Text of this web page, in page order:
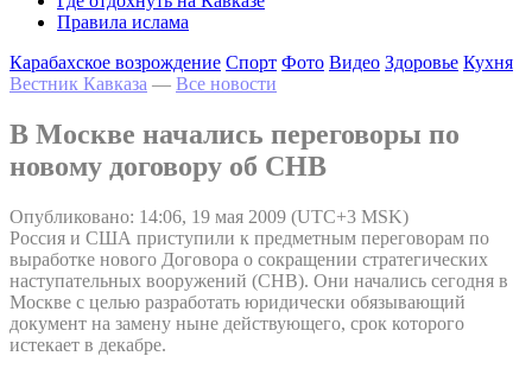
Правила ислама
Карабахское возрождение Спорт Фото Видео Здоровье Кухня
Вестник Кавказа — Все новости
В Москве начались переговоры по
новому договору об СНВ
Опубликовано: 14:06, 19 мая 2009 (UTC+3 MSK)
Россия и США приступили к предметным переговорам по
выработке нового Договора о сокращении стратегических
наступательных вооружений (СНВ). Они начались сегодня в
Москве с целью разработать юридически обязывающий
документ на замену ныне действующего, срок которого
истекает в декабре.